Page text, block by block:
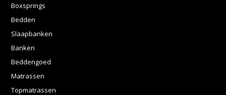
Boxsprings
Bedden
Slaapbanken
Banken
Beddengoed
Matrassen
Topmatrassen